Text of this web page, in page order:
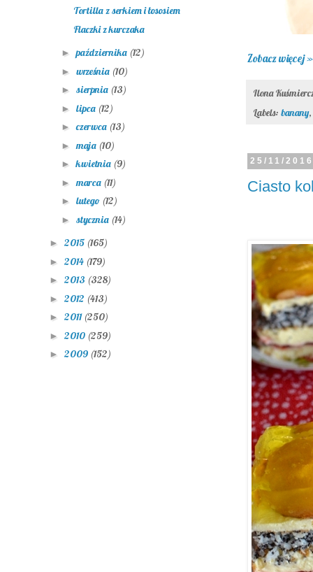
Zobacz więcej »
Ilona
Labels: banany,
25/11/
Ciasto
Tortilla z serkiem i łososiem
Flaczki z kurczaka
►października (12)
► września (10)
► sierpnia (13)
► lipca (12)
►czerwca (13)
► maja (10)
►kwietnia (9)
► marca (11)
► lutego (12)
► stycznia (14)
► 2015 (165)
► 2014 (179)
► 2013 (328)
► 2012 (413)
► 2011 (250)
► 2010 (259)
► 2009 (152)